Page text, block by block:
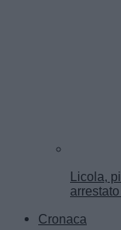
Licola,
Cronaca